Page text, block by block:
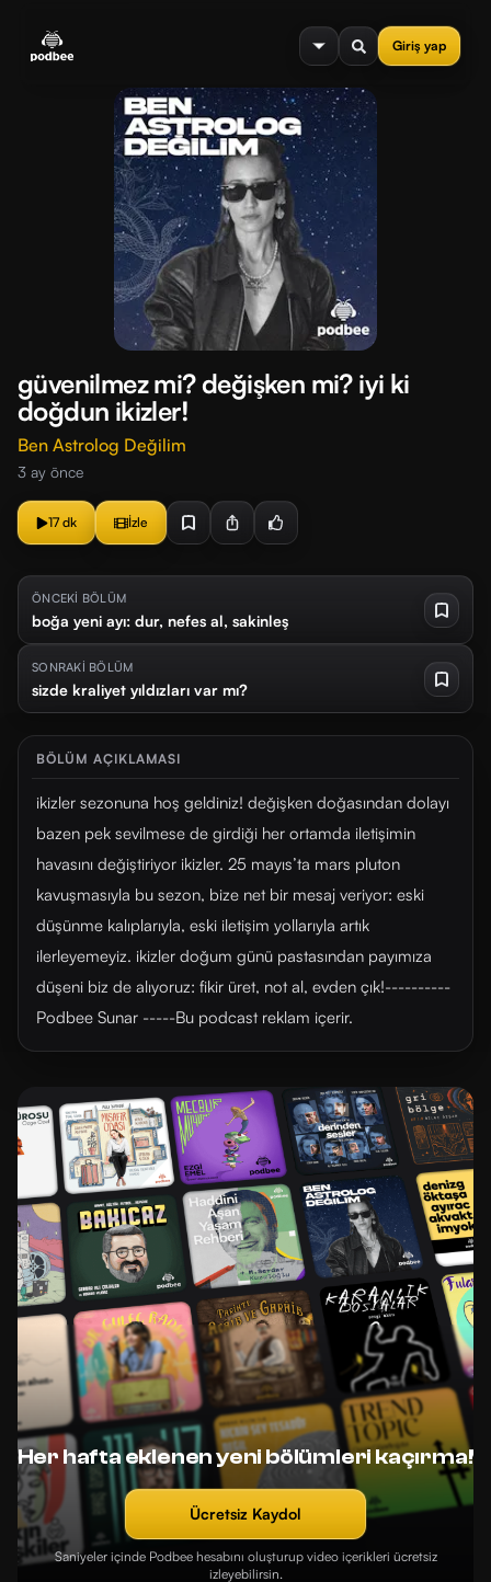
Giriş yap
menu
güvenilmez mi? değişken mi? iyi ki
doğdun ikizler!
Ben Astrolog Değilim
3 ay önce
17 dk İzle
ÖNCEKİ BÖLÜM
boğa yeni ayı: dur, nefes al, sakinleş
SONRAKİ BÖLÜM
sizde kraliyet yıldızları var mı?
BÖLÜM AÇIKLAMASI
ikizler sezonuna hoş geldiniz! değişken doğasından dolayı
bazen pek sevilmese de girdiği her ortamda iletişimin
havasını değiştiriyor ikizler. 25 mayıs’ta mars pluton
kavuşmasıyla bu sezon, bize net bir mesaj veriyor: eski
düşünme kalıplarıyla, eski iletişim yollarıyla artık
ilerleyemeyiz. ikizler doğum günü pastasından payımıza
düşeni biz de alıyoruz: fikir üret, not al, evden çık!----------
Podbee Sunar -----Bu podcast reklam içerir.
Her hafta eklenen yeni bölümleri kaçırma!
Ücretsiz Kaydol
Saniyeler içinde Podbee hesabını oluşturup video içerikleri ücretsiz
izleyebilirsin.